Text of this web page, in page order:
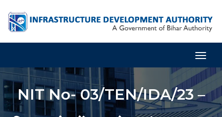
NIT No- 03/TEN/IDA/23 –